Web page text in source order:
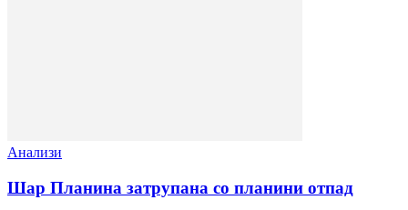
Анализи
Шар Планина затрупана со планини отпад